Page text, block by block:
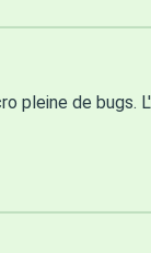
pleine de bugs.